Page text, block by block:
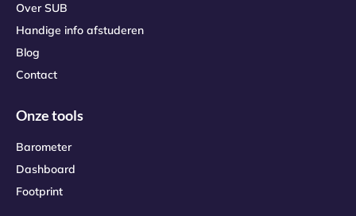
Over SUB
Handige info afstuderen
Blog
Contact
Onze tools
Barometer
Dashboard
Footprint